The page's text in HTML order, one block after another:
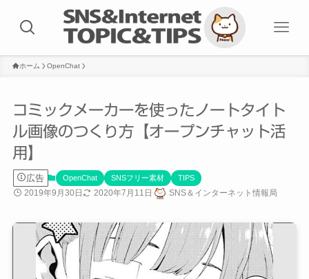
ホーム OpenChat
コミックメーカーを使ったノートタイト
ル画像のつくり方【オープンチャット活
用】
広告 OpenChat SNSフリー素材 TIPS
2019年9月30日 2020年7月11日 SNS＆インターネット情報局